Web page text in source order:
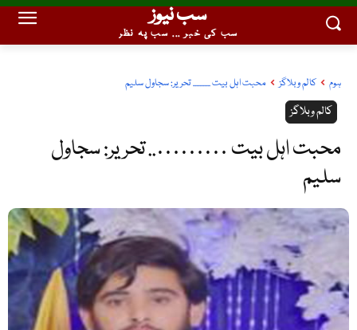
سب نیوز
سب کی خبر ... سب پہ نظر
ہوم کالم وبلاگز محبت اہل بیت ........... تحریر: سجاول سلیم
کالم وبلاگز
محبت اہل بیت ……….. تحریر: سجاول
سلیم